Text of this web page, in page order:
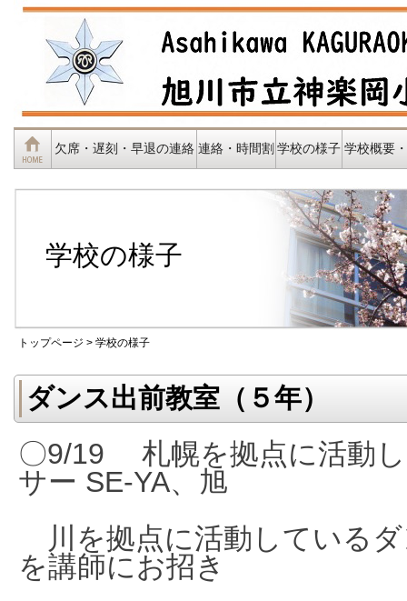
欠席・遅刻・早退の連絡 連絡・時間割 学校の様子 学校概要
学校の様子
トップページ > 学校の様子
ダンス出前教室（５年）
〇9/19 札幌を拠点に活動
サー SE-YA、 旭
川を拠点に活動しているダ
を講師にお招き